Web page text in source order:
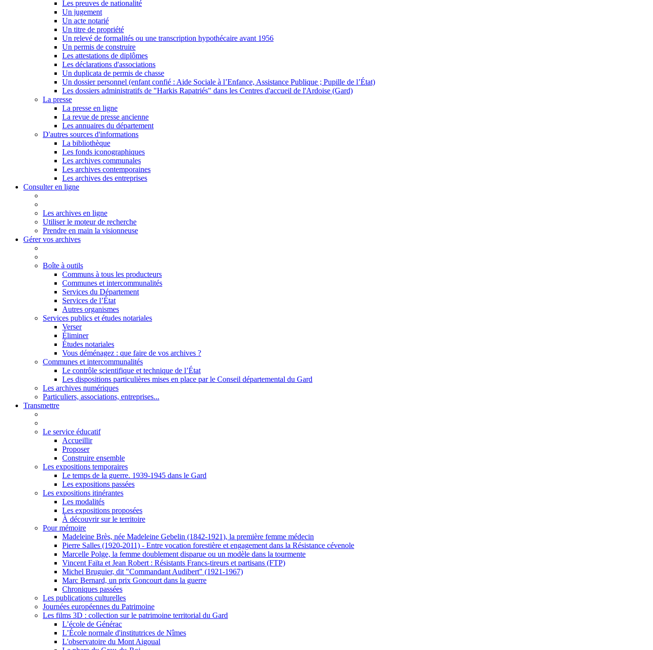
Les preuves de nationalité
Un jugement
Un acte notarié
Un titre de propriété
Un relevé de formalités ou une transcription hypothécaire avant 1956
Un permis de construire
Les attestations de diplômes
Les déclarations d'associations
Un duplicata de permis de chasse
Un dossier personnel (enfant confié : Aide Sociale à l’Enfance, Assistance Publique ; Pupille de l’État)
Les dossiers administratifs de "Harkis Rapatriés" dans les Centres d'accueil de l'Ardoise (Gard)
La presse
La presse en ligne
La revue de presse ancienne
Les annuaires du département
D'autres sources d'informations
La bibliothèque
Les fonds iconographiques
Les archives communales
Les archives contemporaines
Les archives des entreprises
Consulter en ligne
Les archives en ligne
Utiliser le moteur de recherche
Prendre en main la visionneuse
Gérer vos archives
Boîte à outils
Communs à tous les producteurs
Communes et intercommunalités
Services du Département
Services de l’État
Autres organismes
Services publics et études notariales
Verser
Éliminer
Études notariales
Vous déménagez : que faire de vos archives ?
Communes et intercommunalités
Le contrôle scientifique et technique de l’État
Les dispositions particulières mises en place par le Conseil départemental du Gard
Les archives numériques
Particuliers, associations, entreprises...
Transmettre
Le service éducatif
Accueillir
Proposer
Construire ensemble
Les expositions temporaires
Le temps de la guerre. 1939-1945 dans le Gard
Les expositions passées
Les expositions itinérantes
Les modalités
Les expositions proposées
À découvrir sur le territoire
Pour mémoire
Madeleine Brès, née Madeleine Gebelin (1842-1921), la première femme médecin
Pierre Salles (1920-2011) - Entre vocation forestière et engagement dans la Résistance cévenole
Marcelle Polge, la femme doublement disparue ou un modèle dans la tourmente
Vincent Faïta et Jean Robert : Résistants Francs-tireurs et partisans (FTP)
Michel Bruguier, dit "Commandant Audibert" (1921-1967)
Marc Bernard, un prix Goncourt dans la guerre
Chroniques passées
Les publications culturelles
Journées européennes du Patrimoine
Les films 3D : collection sur le patrimoine territorial du Gard
L’école de Générac
L’École normale d'institutrices de Nîmes
L'observatoire du Mont Aigoual